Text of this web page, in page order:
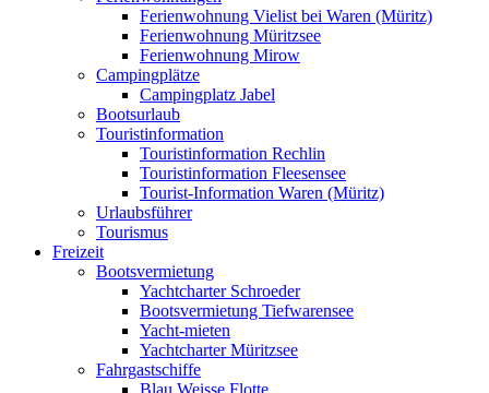
Ferienwohnung Vielist bei Waren (Müritz)
Ferienwohnung Müritzsee
Ferienwohnung Mirow
Campingplätze
Campingplatz Jabel
Bootsurlaub
Touristinformation
Touristinformation Rechlin
Touristinformation Fleesensee
Tourist-Information Waren (Müritz)
Urlaubsführer
Tourismus
Freizeit
Bootsvermietung
Yachtcharter Schroeder
Bootsvermietung Tiefwarensee
Yacht-mieten
Yachtcharter Müritzsee
Fahrgastschiffe